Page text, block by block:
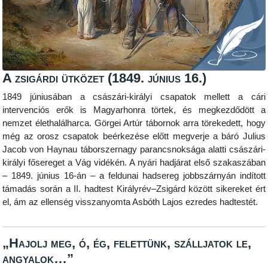
A zsigárdi ütközet (1849. június 16.)
1849 júniusában a császári-királyi csapatok mellett a cári
intervenciós erők is Magyarhonra törtek, és megkezdődött a
nemzet élethalálharca. Görgei Artúr tábornok arra törekedett, hogy
még az orosz csapatok beérkezése előtt megverje a báró Julius
Jacob von Haynau táborszernagy parancsnoksága alatti császári-
királyi fősereget a Vág vidékén. A nyári hadjárat első szakaszában
– 1849. június 16-án – a feldunai hadsereg jobbszárnyán indított
támadás során a II. hadtest Királyrév–Zsigárd között sikereket ért
el, ám az ellenség visszanyomta Asbóth Lajos ezredes hadtestét.
„Hajolj meg, ó, ég, felettünk, szálljatok le,
angyalok…”